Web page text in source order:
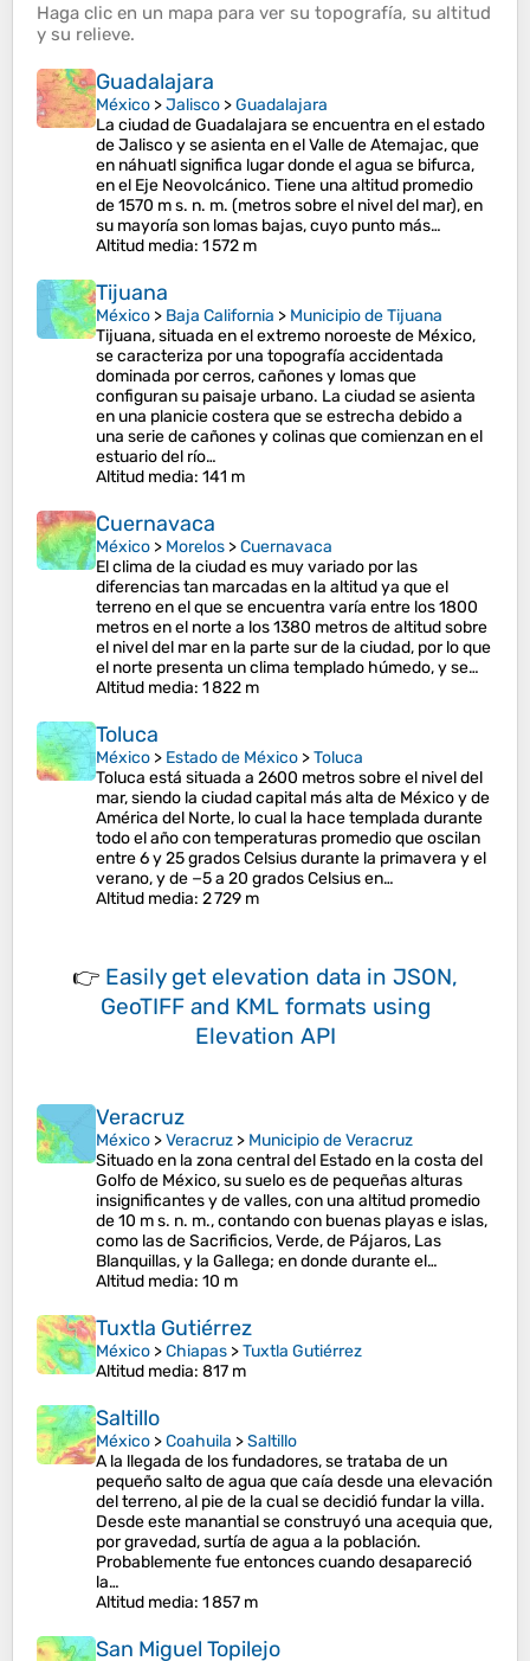
Haga clic en un mapa para ver su topografía, su altitud
y su relieve.
Guadalajara
México >Jalisco >Guadalajara
La ciudad de Guadalajara se encuentra en el estado
de Jalisco y se asienta en el Valle de Atemajac, que
en náhuatl significa lugar donde el agua se bifurca,
en el Eje Neovolcánico. Tiene una altitud promedio
de 1570 m s. n. m. (metros sobre el nivel del mar), en
su mayoría son lomas bajas, cuyo punto más…
Altitud media: 1 572 m
Tijuana
México > Baja California > Municipio de Tijuana
Tijuana, situada en el extremo noroeste de México,
se caracteriza por una topografía accidentada
dominada por cerros, cañones y lomas que
configuran su paisaje urbano. La ciudad se asienta
en una planicie costera que se estrecha debido a
una serie de cañones y colinas que comienzan en el
estuario del río…
Altitud media: 141 m
Cuernavaca
México > Morelos >Cuernavaca
El clima de la ciudad es muy variado por las
diferencias tan marcadas en la altitud ya que el
terreno en el que se encuentra varía entre los 1800
metros en el norte a los 1380 metros de altitud sobre
el nivel del mar en la parte sur de la ciudad, por lo que
el norte presenta un clima templado húmedo, y se…
Altitud media: 1 822 m
Toluca
México > Estado de México >Toluca
Toluca está situada a 2600 metros sobre el nivel del
mar, siendo la ciudad capital más alta de México y de
América del Norte, lo cual la hace templada durante
todo el año con temperaturas promedio que oscilan
entre 6 y 25 grados Celsius durante la primavera y el
verano, y de −5 a 20 grados Celsius en…
Altitud media: 2 729 m
👉 Easily get elevation data in JSON,
GeoTIFF and KML formats using
Elevation API
Veracruz
México >Veracruz > Municipio de Veracruz
Situado en la zona central del Estado en la costa del
Golfo de México, su suelo es de pequeñas alturas
insignificantes y de valles, con una altitud promedio
de 10 m s. n. m., contando con buenas playas e islas,
como las de Sacrificios, Verde, de Pájaros, Las
Blanquillas, y la Gallega; en donde durante el…
Altitud media: 10 m
Tuxtla Gutiérrez
México >Chiapas >Tuxtla Gutiérrez
Altitud media: 817 m
Saltillo
México >Coahuila >Saltillo
A la llegada de los fundadores, se trataba de un
pequeño salto de agua que caía desde una elevación
del terreno, al pie de la cual se decidió fundar la villa.
Desde este manantial se construyó una acequia que,
por gravedad, surtía de agua a la población.
Probablemente fue entonces cuando desapareció
la…
Altitud media: 1 857 m
San Miguel Topilejo